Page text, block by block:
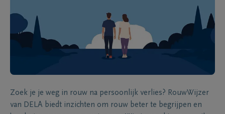
Zoek je je weg in rouw na persoonlijk verlies? RouwWijzer
van DELA biedt inzichten om rouw beter te begrijpen en